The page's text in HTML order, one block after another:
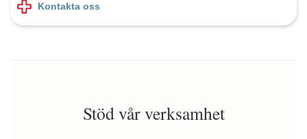
Kontakta oss
Stöd vår verksamhet